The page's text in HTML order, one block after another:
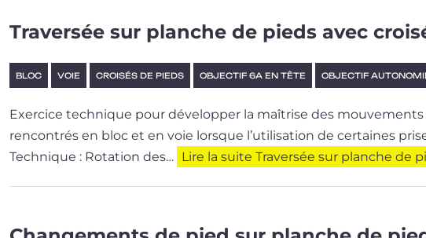
Traversée sur planche de pieds avec
BLOC VOIE CROISÉS DE PIEDS OBJECTIF 6A EN TÊTE OBJECTIF
Exercice tech­nique pour déve­lop­per la maî­trise des
ren­con­trés en bloc et en voie lorsque l’u­ti­li­sa­tion de cer­taines
Technique : Rotation des… Lire la suite Traversée sur planche de